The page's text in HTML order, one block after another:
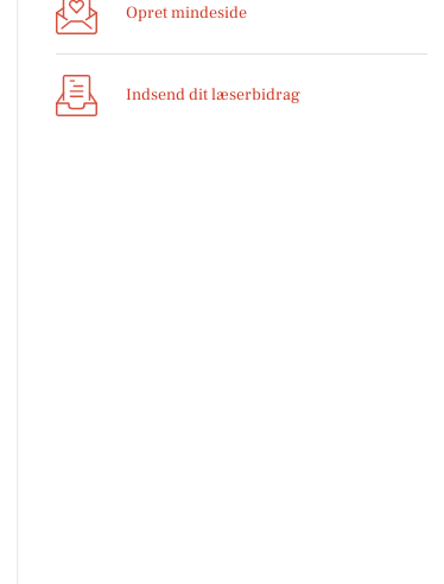
Opret mindeside
Indsend dit læserbidrag